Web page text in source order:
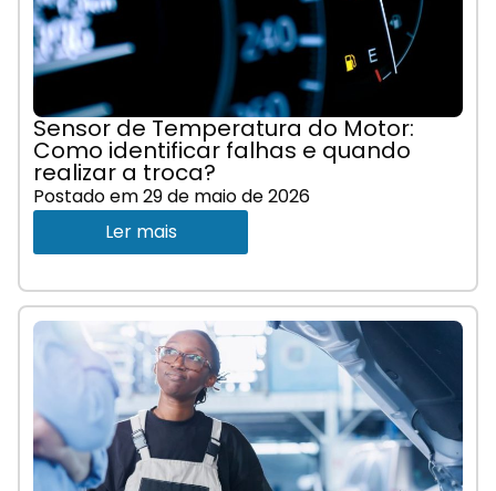
Sensor de Temperatura do Motor:
Como identificar falhas e quando
realizar a troca?
Postado em29 de maio de 2026
Ler mais